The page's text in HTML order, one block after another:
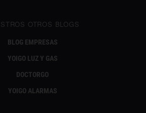
OTROS BLOGS
BLOG EMPRESAS
YOIGO LUZ Y GAS
DOCTORGO
YOIGO ALARMAS